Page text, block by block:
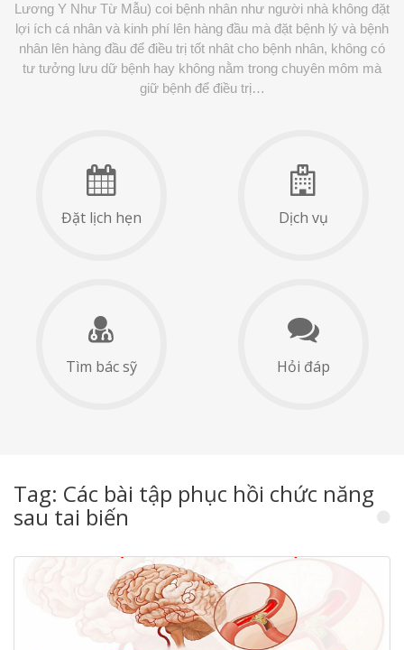
Lương Y Như Từ Mẫu) coi bệnh nhân như người nhà không đặt
lợi ích cá nhân và kinh phí lên hàng đầu mà đặt bệnh lý và bệnh
nhân lên hàng đầu để điều trị tốt nhât cho bệnh nhân, không có
tư tưởng lưu dữ bệnh hay không nằm trong chuyên môm mà
giữ bệnh để điều trị…
Đặt lịch hẹn Dịch vụ
Tìm bác sỹ Hỏi đáp
Tag: Các bài tập phục hồi chức năng
sau tai biến